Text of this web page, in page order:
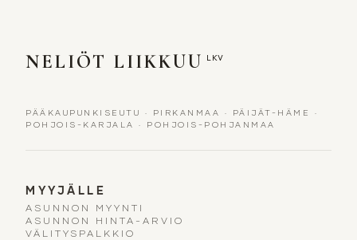
NELIÖT LIIKKUU LKV
PÄÄKAUPUNKISEUTU · PIRKANMAA · PÄIJÄT-HÄME
·
POHJOIS-KARJALA
· POHJOIS-POHJANMAA
MYYJÄLLE
ASUNNON MYYNTI
ASUNNON HINTA-ARVIO
VÄLITYSPALKKIO